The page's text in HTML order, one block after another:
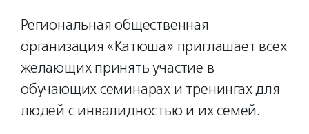
Региональная общественная
организация «Катюша» приглашает всех
желающих принять участие в
обучающих семинарах и тренингах для
людей с инвалидностью и их семей.